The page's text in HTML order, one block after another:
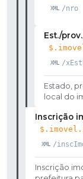
/nro
Est./
/
Estado,
local do
Inscrição
/
Inscrição